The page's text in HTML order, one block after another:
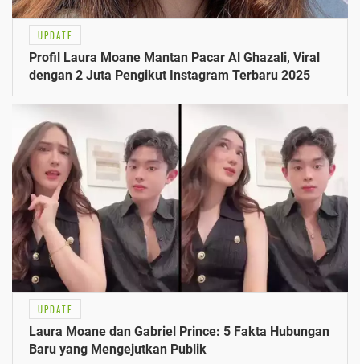
UPDATE
Profil Laura Moane Mantan Pacar Al Ghazali, Viral
dengan 2 Juta Pengikut Instagram Terbaru 2025
UPDATE
Laura Moane dan Gabriel Prince: 5 Fakta Hubungan
Baru yang Mengejutkan Publik